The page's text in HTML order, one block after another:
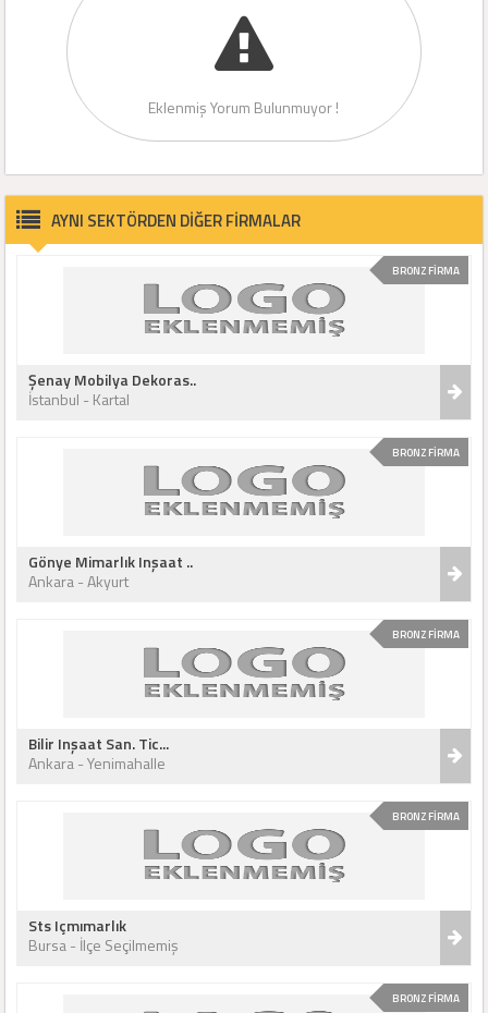
Eklenmiş Yorum Bulunmuyor !
AYNI SEKTÖRDEN DİĞER FİRMALAR
BRONZ FİRMA
Şenay Mobilya Dekoras..
İstanbul - Kartal
BRONZ FİRMA
Gönye Mimarlık Inşaat ..
Ankara - Akyurt
BRONZ FİRMA
Bilir Inşaat San. Tic...
Ankara - Yenimahalle
BRONZ FİRMA
Sts Içmımarlık
Bursa - İlçe Seçilmemiş
BRONZ FİRMA